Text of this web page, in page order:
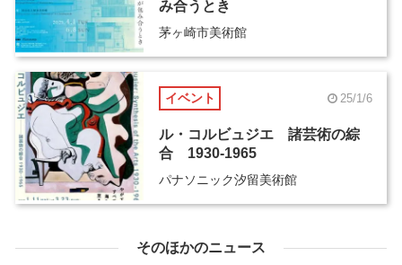
み合うとき
茅ヶ崎市美術館
イベント 25/1/6
ル・コルビュジエ 諸芸術の綜
合 1930-1965
パナソニック汐留美術館
そのほかのニュース